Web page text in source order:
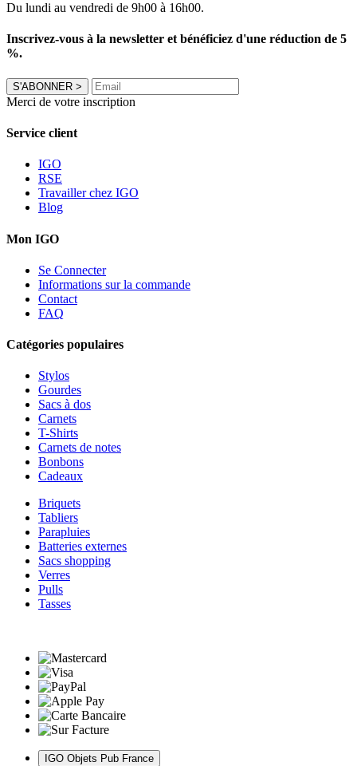
Du lundi au vendredi de 9h00 à 16h00.
Inscrivez-vous à la newsletter et bénéficiez d'une réduction de 5
%.
S'ABONNER >
Merci de votre inscription
Service client
IGO
RSE
Travailler chez IGO
Blog
Mon IGO
Se Connecter
Informations sur la commande
Contact
FAQ
Catégories populaires
Stylos
Gourdes
Sacs à dos
Carnets
T-Shirts
Carnets de notes
Bonbons
Cadeaux
Briquets
Tabliers
Parapluies
Batteries externes
Sacs shopping
Verres
Pulls
Tasses
IGO Objets Pub France